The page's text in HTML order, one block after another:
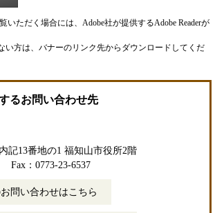
いただく場合には、Adobe社が提供するAdobe Readerが
い方は、バナーのリンク先からダウンロードしてくだ
るお問い合わせ先
記13番地の1 福知山市役所2階
Fax：0773-23-6537
問い合わせはこちら